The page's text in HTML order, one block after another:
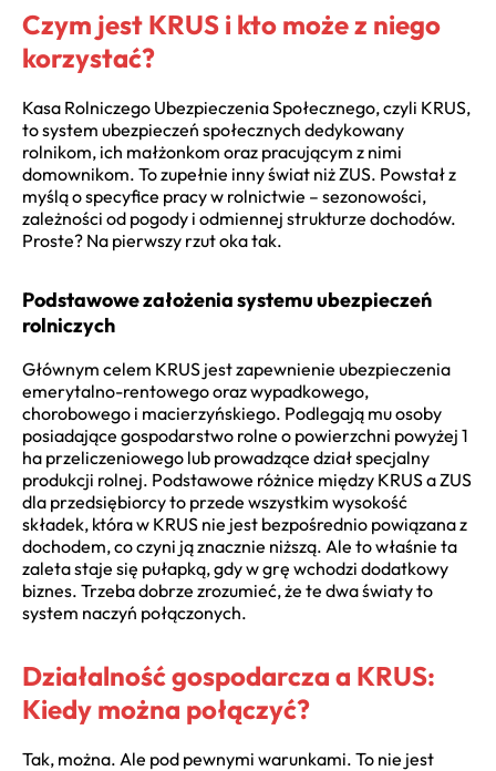
Czym jest KRUS i kto może z niego
korzystać?
Kasa Rolniczego Ubezpieczenia Społecznego, czyli KRUS,
to system ubezpieczeń społecznych dedykowany
rolnikom, ich małżonkom oraz pracującym z nimi
domownikom. To zupełnie inny świat niż ZUS. Powstał z
myślą o specyfice pracy w rolnictwie – sezonowości,
zależności od pogody i odmiennej strukturze dochodów.
Proste? Na pierwszy rzut oka tak.
Podstawowe założenia systemu ubezpieczeń
rolniczych
Głównym celem KRUS jest zapewnienie ubezpieczenia
emerytalno-rentowego oraz wypadkowego,
chorobowego i macierzyńskiego. Podlegają mu osoby
posiadające gospodarstwo rolne o powierzchni powyżej 1
ha przeliczeniowego lub prowadzące dział specjalny
produkcji rolnej. Podstawowe różnice między KRUS a ZUS
dla przedsiębiorcy to przede wszystkim wysokość
składek, która w KRUS nie jest bezpośrednio powiązana z
dochodem, co czyni ją znacznie niższą. Ale to właśnie ta
zaleta staje się pułapką, gdy w grę wchodzi dodatkowy
biznes. Trzeba dobrze zrozumieć, że te dwa światy to
system naczyń połączonych.
Działalność gospodarcza a KRUS:
Kiedy można połączyć?
Tak, można. Ale pod pewnymi warunkami. To nie jest